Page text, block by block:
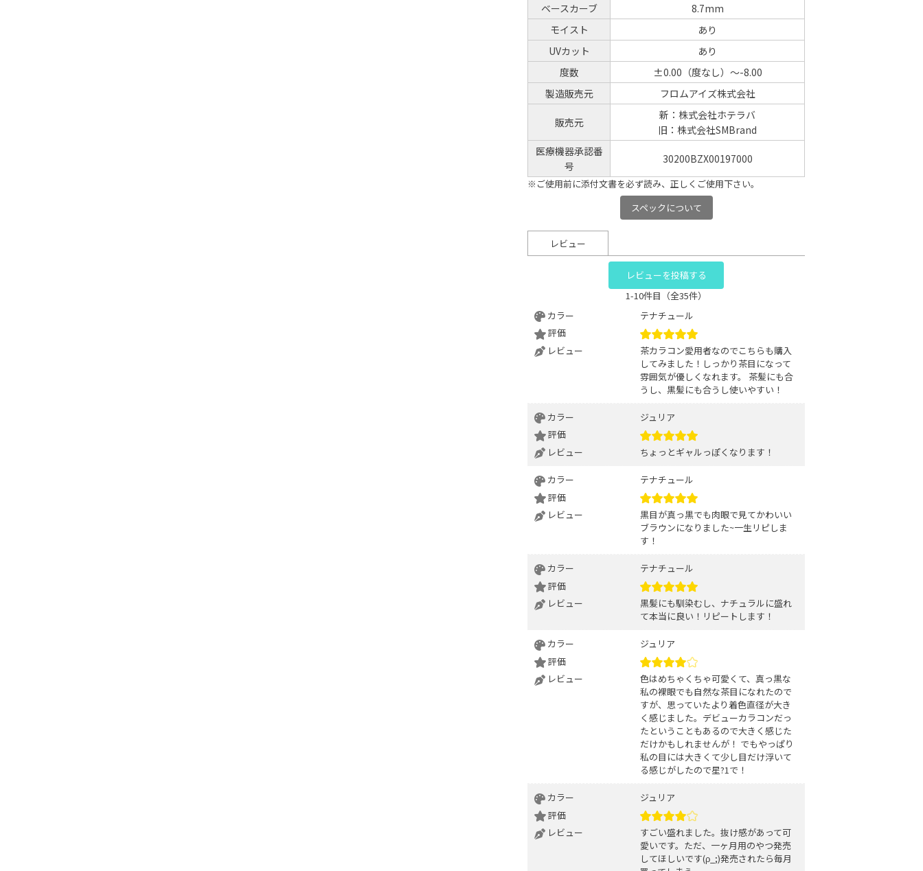
ベースカーブ
8.7mm
モイスト
あり
UVカット
あり
度数
±0.00（度なし）～-8.00
製造販売元
フロムアイズ株式会社
販売元
新：株式会社ホテラバ
旧：株式会社SMBrand
医療機器承認番
号
30200BZX00197000
※ご使用前に添付文書を必ず読み、正しくご使用下さい。
スペックについて
レビュー
レビューを投稿する
1-10件目（全35件）
カラー
テナチュール
評価
レビュー
茶カラコン愛用者なのでこちらも購入
してみました！しっかり茶目になって
雰囲気が優しくなれます。 茶髪にも合
うし、黒髪にも合うし使いやすい！
カラー
ジュリア
評価
レビュー
ちょっとギャルっぽくなります！
カラー
テナチュール
評価
レビュー
黒目が真っ黒でも肉眼で見てかわいい
ブラウンになりました~一生リピしま
す！
カラー
テナチュール
評価
レビュー
黒髪にも馴染むし、ナチュラルに盛れ
て本当に良い！リピートします！
カラー
ジュリア
評価
レビュー
色はめちゃくちゃ可愛くて、真っ黒な
私の裸眼でも自然な茶目になれたので
すが、思っていたより着色直径が大き
く感じました。デビューカラコンだっ
たということもあるので大きく感じた
だけかもしれませんが！ でもやっぱり
私の目には大きくて少し目だけ浮いて
る感じがしたので星?1で！
カラー
ジュリア
評価
レビュー
すごい盛れました。抜け感があって可
愛いです。ただ、一ヶ月用のやつ発売
してほしいです(ρ_;)発売されたら毎月